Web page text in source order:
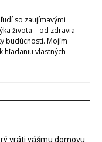
so zaujímavými
života – od zdravia
budúcnosti. Mojím
hľadaniu vlastných
vráti vášmu domovu